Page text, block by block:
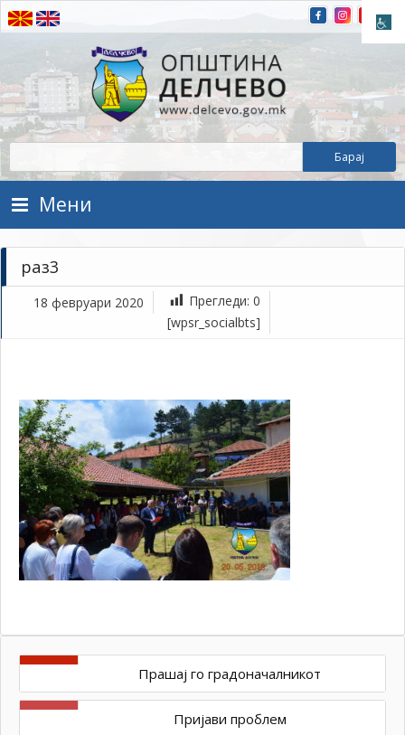
Прескокнете на содржината
Општина Делчево
Општина Делчево
Мени
раз3
18 февруари 2020 Прегледи: 0
[wpsr_socialbts]
Прашај го градоначалникот
Пријави проблем